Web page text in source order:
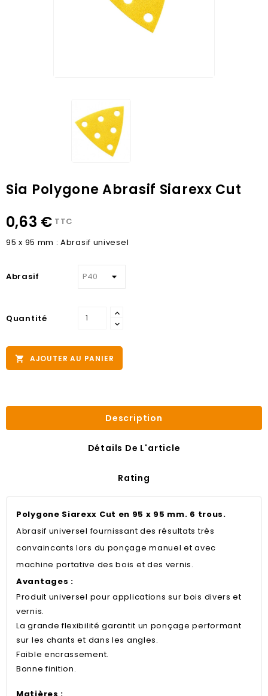
Sia Polygone Abrasif Siarexx Cut
0,63 € TTC
95 x 95 mm : Abrasif univesel
Abrasif
Quantité
 AJOUTER AU PANIER
Description
Détails De L'article
Rating
Polygone Siarexx Cut en 95 x 95 mm. 6 trous.
Abrasif universel fournissant des résultats très
convaincants lors du ponçage manuel et avec
machine portative des bois et des vernis.
Avantages :
Produit universel pour applications sur bois divers et
vernis.
La grande flexibilité garantit un ponçage performant
sur les chants et dans les angles.
Faible encrassement.
Bonne finition.
Matières :